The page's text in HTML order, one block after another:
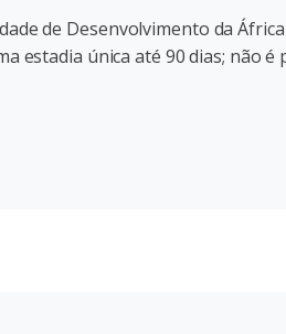
de Desenvolvimento da África
estadia única até 90 dias; não